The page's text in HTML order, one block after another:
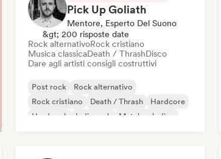
Pick Up Goliath
Mentore, Esperto Del Suono
&gt; 200 risposte date
Rock alternativoRock cristiano
Musica classicaDeath / ThrashDisco
Dare agli artisti consigli costruttivi
Post rock
Rock alternativo
Rock cristiano
Death / Thrash
Hardcore
Hard rock
Indie rock Metal melodico